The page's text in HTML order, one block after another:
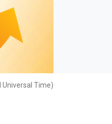
Universal Time)